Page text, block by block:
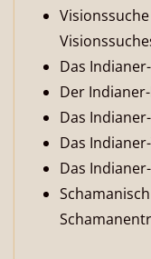
Das
Der
Das
Das
Das